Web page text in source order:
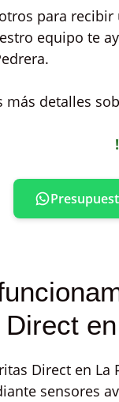
para recibir
equipo te
más detalles
Direct en
sensores